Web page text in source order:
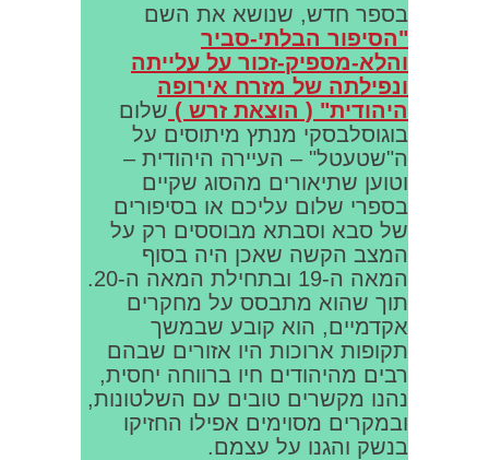
בספר חדש, שנושא את השם
"הסיפור הבלתי-סביר
והלא-מספיק-זכור על עלייתה
ונפילתה של מזרח אירופה
היהודית" ( הוצאת זרש ) שלום
בוגוסלבסקי מנתץ מיתוסים על
ה"שטעטל" – העיירה היהודית –
וטוען שתיאורים מהסוג שקיים
בספרי שלום עליכם או בסיפורים
של סבא וסבתא מבוססים רק על
המצב הקשה שאכן היה בסוף
המאה ה-19 ובתחילת המאה ה-20.
תוך שהוא מתבסס על מחקרים
אקדמיים, הוא קובע שבמשך
תקופות ארוכות היו אזורים שבהם
רבים מהיהודים חיו ברווחה יחסית,
נהנו מקשרים טובים עם השלטונות,
ובמקרים מסוימים אפילו החזיקו
בנשק והגנו על עצמם.